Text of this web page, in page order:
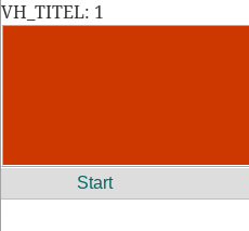
VH_TITEL: 1
Start